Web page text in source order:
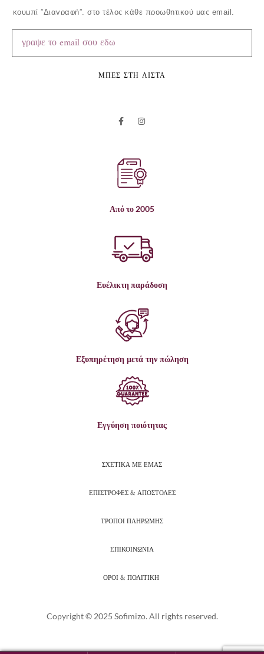
κουμπί ”Διαγραφή”, στο τέλος κάθε προωθητικού μας email.
ΜΠΕΣ ΣΤΗ ΛΙΣΤΑ
Από το 2005
Ευέλικτη παράδοση
Εξυπηρέτηση μετά την πώληση
Εγγύηση ποιότητας
ΣΧΕΤΙΚΑ ΜΕ ΕΜΑΣ
ΕΠΙΣΤΡΟΦΕΣ & ΑΠΟΣΤΟΛΕΣ
ΤΡΟΠΟΙ ΠΛΗΡΩΜΗΣ
ΕΠΙΚΟΙΝΩΝΙΑ
ΟΡΟΙ & ΠΟΛΙΤΙΚΗ
Copyright © 2025 Sofimizo. All rights reserved.